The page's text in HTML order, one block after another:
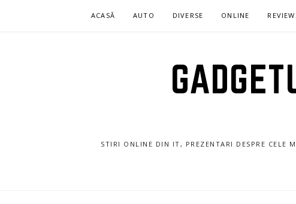
ACASĂ AUTO DIVERSE ONLINE
STIRI ONLINE DIN IT, PREZENTARI DESPRE CELE